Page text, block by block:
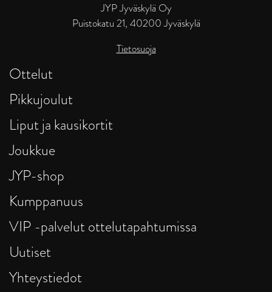
JYP Jyväskylä Oy
Puistokatu 21, 40200 Jyväskylä
Tietosuoja
Ottelut
Pikkujoulut
Liput ja kausikortit
Joukkue
JYP-shop
Kumppanuus
VIP -palvelut ottelutapahtumissa
Uutiset
Yhteystiedot